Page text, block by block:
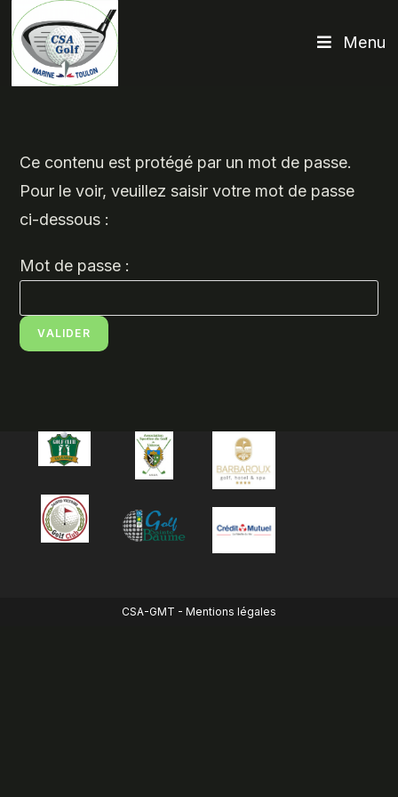
Menu
Ce contenu est protégé par un mot de passe.
Pour le voir, veuillez saisir votre mot de passe
ci-dessous :
Mot de passe :
CSA-GMT - Mentions légales